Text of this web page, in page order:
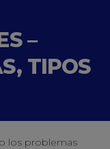
–
TIPOS
los problemas